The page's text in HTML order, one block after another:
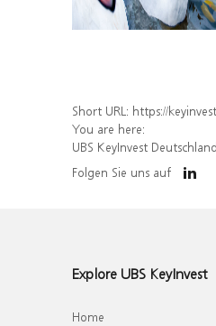
Short URL: https://keyinvest-de.ubs.com/
You are here:
UBS KeyInvest Deutschland
Folgen Sie uns auf
Explore UBS KeyInvest
Home